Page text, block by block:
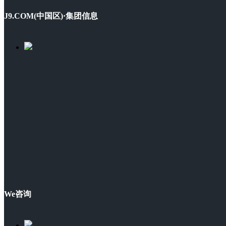
J9.COM(中国区)·集团信息
We咨询